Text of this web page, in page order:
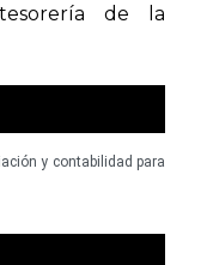
de la
y contabilidad para